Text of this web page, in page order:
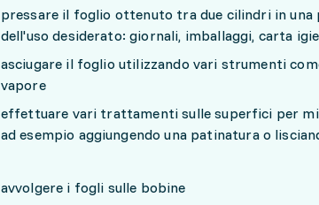
pressare il foglio ottenuto tra due cilindri in una
dell'uso desiderato: giornali, imballaggi, carta
asciugare il foglio utilizzando vari strumenti
vapore
effettuare vari trattamenti sulle superfici per
ad esempio aggiungendo una patinatura o
avvolgere i fogli sulle bobine